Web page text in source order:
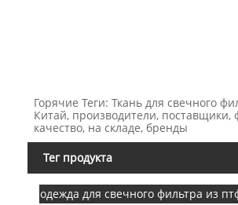
Горячие Теги: Ткань для свечного
Китай, производители, поставщики,
качество, на складе, бренды
Тег продукта
одежда для свечного фильтра из